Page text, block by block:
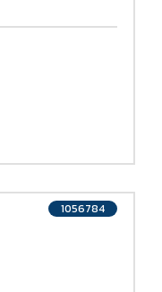
1056784